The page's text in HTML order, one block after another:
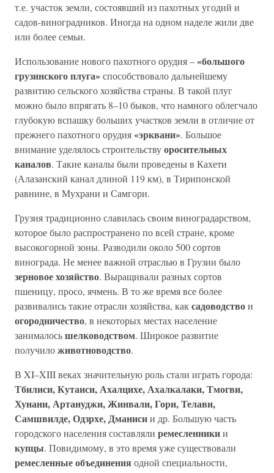
т.е. участок земли, состоявший из пахотных угодий и
садов-виноградников. Иногда на одном наделе жили две
или более семьи.
Использование нового пахотного орудия –«большого
грузинского плуга»способствовало дальнейшему
развитию сельского хозяйства страны. В такой плуг
можно было впрягать 8–10 быков, что намного облегчало
глубокую вспашку больших участков земли в отличие от
прежнего пахотного орудия«эрквани». Большое
внимание уделялось строительствуоросительных
каналов. Такие каналы были проведены в Кахети
(Алазанский канал длиной 119 км), в Тирипонской
равнине, в Мухрани и Самгори.
Грузия традиционно славилась своим виноградарством,
которое было распространено по всей стране, кроме
высокогорной зоны. Разводили около 500 сортов
винограда. Не менее важной отраслью в Грузии было
зерновое хозяйство. Выращивали разных сортов
пшеницу, просо, ячмень. В то же время все более
развивались такие отрасли хозяйства, каксадоводствои
огородничество, в некоторых местах население
занималосьшелководством. Широкое развитие
получиложивотноводство.
В XI–XIII веках значительную роль стали играть города:
Тбилиси, Кутаиси, Ахалцихе, Ахалкалаки, Тмогви,
Хунани, Артануджи, Жинвали, Гори, Телави,
Самшвилде, Одзрхе, Дманисии др. Большую часть
городского населения составляли ремесленникии
купцы. Повидимому, в это время уже существовали
ремесленные объединения одной специальности,